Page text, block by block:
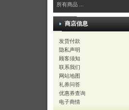
所有商品 ...
商店信息
发货付款
隐私声明
顾客须知
联系我们
网站地图
礼券问答
优惠券查询
电子商情